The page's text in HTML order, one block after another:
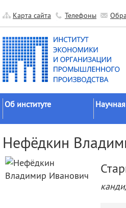
Карта сайта Телефоны
Об институте
Официальные документы
История
Руководство
Гранты
Нефёдкин